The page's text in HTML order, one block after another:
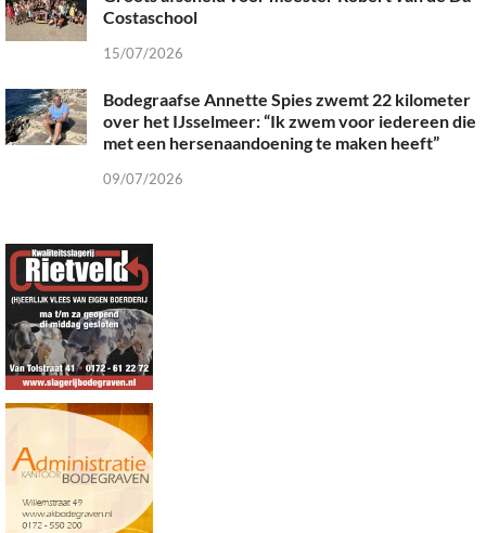
Costaschool
15/07/2026
Bodegraafse Annette Spies zwemt 22 kilometer
over het IJsselmeer: “Ik zwem voor iedereen die
met een hersenaandoening te maken heeft”
09/07/2026